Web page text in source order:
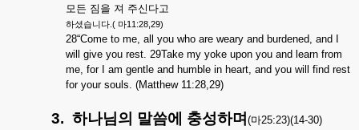
모든 짐을 져 주신다고
하셨습니다 .( 마11:28,29)
28“Come to me, all you who are weary and burdened, and I
will give you rest. 29Take my yoke upon you and learn from
me, for I am gentle and humble in heart, and you will find rest
for your souls. (Matthew 11:28,29)
3. 하나님의 말씀에 충성하며 (마25:23)(14-30)